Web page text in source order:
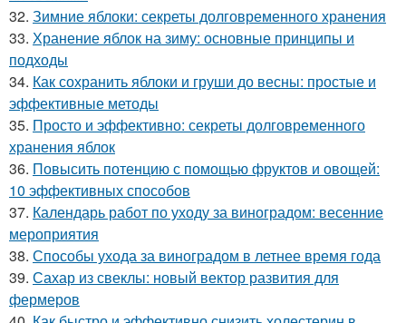
32. Зимние яблоки: секреты долговременного хранения
33. Хранение яблок на зиму: основные принципы и
подходы
34. Как сохранить яблоки и груши до весны: простые и
эффективные методы
35. Просто и эффективно: секреты долговременного
хранения яблок
36. Повысить потенцию с помощью фруктов и овощей:
10 эффективных способов
37. Календарь работ по уходу за виноградом: весенние
мероприятия
38. Способы ухода за виноградом в летнее время года
39. Сахар из свеклы: новый вектор развития для
фермеров